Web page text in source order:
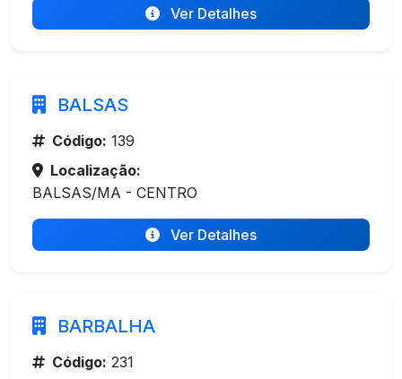
Ver Detalhes
BALSAS
Código: 139
Localização:
BALSAS/MA - CENTRO
Ver Detalhes
BARBALHA
Código: 231